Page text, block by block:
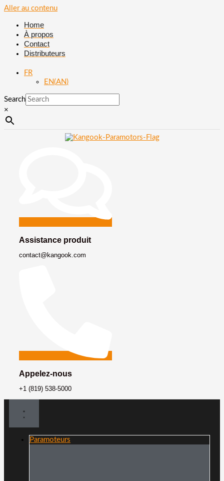
Aller au contenu
Home
À propos
Contact
Distributeurs
FR
EN(AN)
Search
×
Assistance produit
contact@kangook.com
Appelez-nous
+1 (819) 538-5000
Paramoteurs